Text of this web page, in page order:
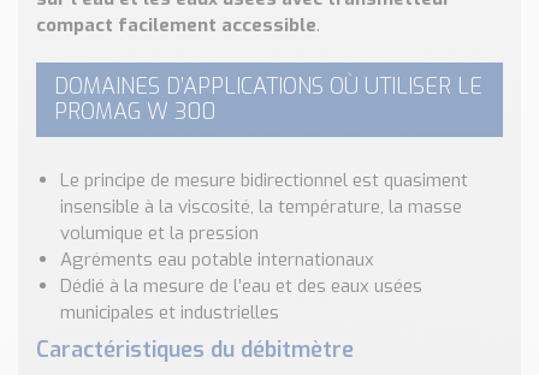
Nos Réalisations
Conseils et Actualités
Catalogue des essentiels pour les brasseries et micro-
brasseries
Devis, Tarifs, Renseignements techniques
compact facilement accessible.
DOMAINES D’APPLICATIONS OÙ UTILISER LE
PROMAG W 300
Le principe de mesure bidirectionnel est quasiment
insensible à la viscosité, la température, la masse
volumique et la pression
Agréments eau potable internationaux
Dédié à la mesure de l’eau et des eaux usées
municipales et industrielles
Caractéristiques du débitmètre